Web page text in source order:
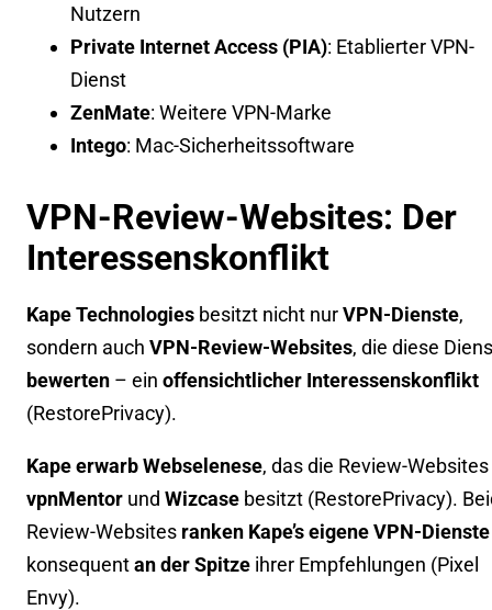
Nutzern
Private Internet Access (PIA): Etablierter VPN-
Dienst
ZenMate: Weitere VPN-Marke
Intego: Mac-Sicherheitssoftware
VPN-Review-Websites: Der
Interessenskonflikt
Kape Technologies besitzt nicht nurVPN-Dienste,
sondern auch VPN-Review-Websites, die diese
bewerten – ein offensichtlicher Interessenskonflikt
(RestorePrivacy).
Kape erwarb Webselenese, das die Review-Websites
vpnMentor und Wizcase besitzt (RestorePrivacy).
Review-Websites ranken Kape’s eigene VPN-Dienste
konsequentan der Spitze ihrer Empfehlungen (Pixel
Envy).